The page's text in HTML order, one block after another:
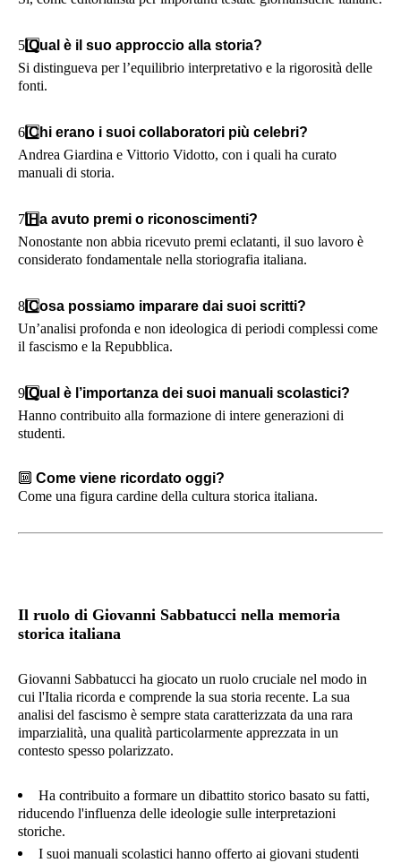
5️ Qual è il suo approccio alla storia?
Si distingueva per l’equilibrio interpretativo e la rigorosità delle
fonti.
6️ Chi erano i suoi collaboratori più celebri?
Andrea Giardina e Vittorio Vidotto, con i quali ha curato
manuali di storia.
7️ Ha avuto premi o riconoscimenti?
Nonostante non abbia ricevuto premi eclatanti, il suo lavoro è
considerato fondamentale nella storiografia italiana.
8️ Cosa possiamo imparare dai suoi scritti?
Un’analisi profonda e non ideologica di periodi complessi come
il fascismo e la Repubblica.
9️ Qual è l’importanza dei suoi manuali scolastici?
Hanno contribuito alla formazione di intere generazioni di
studenti.
🔟 Come viene ricordato oggi?
Come una figura cardine della cultura storica italiana.
Il ruolo di Giovanni Sabbatucci nella memoria
storica italiana
Giovanni Sabbatucci ha giocato un ruolo cruciale nel modo in
cui l'Italia ricorda e comprende la sua storia recente. La sua
analisi del fascismo è sempre stata caratterizzata da una rara
imparzialità, una qualità particolarmente apprezzata in un
contesto spesso polarizzato.
Ha contribuito a formare un dibattito storico basato su fatti,
riducendo l'influenza delle ideologie sulle interpretazioni
storiche.
I suoi manuali scolastici hanno offerto ai giovani studenti